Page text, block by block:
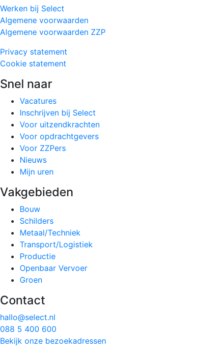
Werken bij Select
Algemene voorwaarden
Algemene voorwaarden ZZP
Privacy statement
Cookie statement
Snel naar
Vacatures
Inschrijven bij Select
Voor uitzendkrachten
Voor opdrachtgevers
Voor ZZPers
Nieuws
Mijn uren
Vakgebieden
Bouw
Schilders
Metaal/Techniek
Transport/Logistiek
Productie
Openbaar Vervoer
Groen
Contact
hallo@select.nl
088 5 400 600
Bekijk onze bezoekadressen